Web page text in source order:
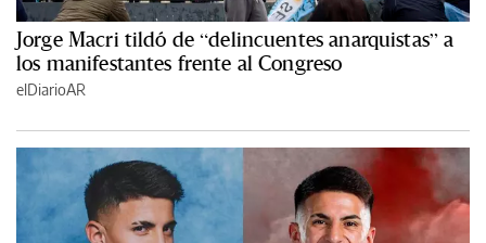
Jorge Macri tildó de “delincuentes anarquistas” a
los manifestantes frente al Congreso
elDiarioAR